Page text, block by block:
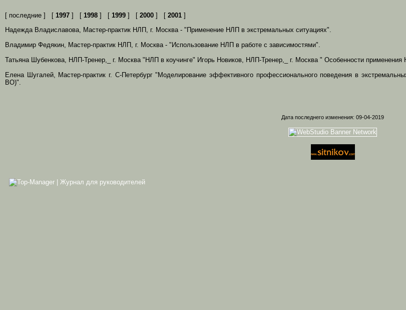
[ последние ] [ 1997 ] [ 1998 ] [ 1999 ] [ 2000 ] [ 2001 ]
Надежда Владиславова, Мастер-практик НЛП, г. Москва - "Применение НЛП в экстремальных ситуациях".
Владимир Федякин, Мастер-практик НЛП, г. Москва - "Использование НЛП в работе с зависимостями".
Татьяна Шубенкова, НЛП-Тренер,_ г. Москва "НЛП в коучинге" Игорь Новиков, НЛП-Тренер,_ г. Москва " Особенности применения
Елена Шугалей, Мастер-практик г. С-Петербург "Моделирование эффективного профессионального поведения в
ВО)".
Дата последнего изменения: 09-04-2019